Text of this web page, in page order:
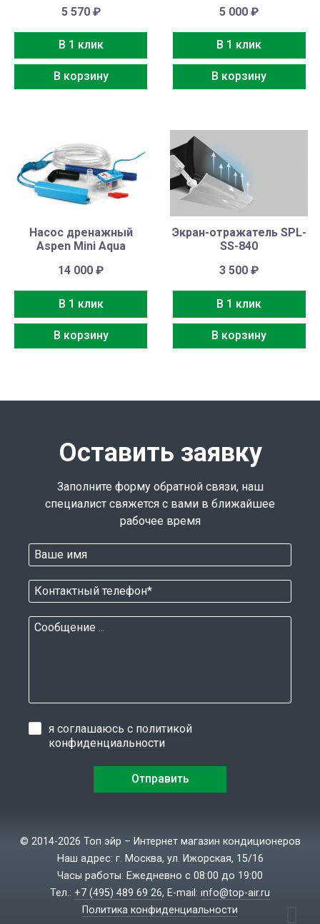
5 570 ₽
В 1 клик
В корзину
5 000₽
В 1 клик
В корзину
Насос дренажный
Aspen Mini Aqua
14 000₽
В 1 клик
В корзину
Экран-отражатель SPL-
SS-840
3 500₽
В 1 клик
В корзину
Оставить заявку
Заполните форму обратной связи, наш
специалист свяжется с вами в ближайшее
рабочее время
я соглашаюсь с политикой
конфиденциальности
© 2014-2026 Топ эйр – Интернет магазин кондиционеров
Наш адрес: г. Москва, ул. Ижорская, 15/16
Часы работы: Ежедневно с 08:00 до 19:00
Тел.: +7 (495) 489 69 26, E-mail: info@top-air.ru
Политика конфиденциальности